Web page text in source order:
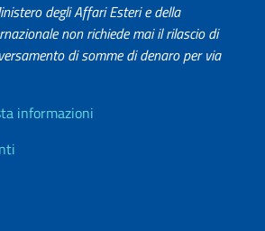
degli Affari Esteri e della
non richiede mai il rilascio di
di somme di denaro per via
informazioni